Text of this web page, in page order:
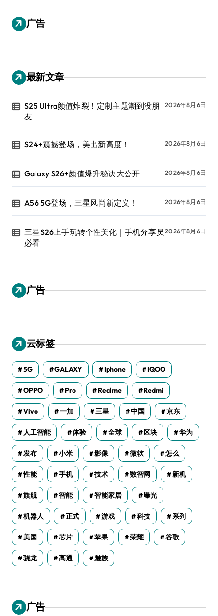
广告
最新文章
S25 Ultra颜值炸裂！定制主题潮到没朋
友
2026年8月6日
S24+震撼登场，美出新高度！ 2026年8月6日
Galaxy S26+颜值爆升秘诀大公开 2026年8月6日
A56 5G登场，三星风尚新定义！ 2026年8月6日
三星S26上手玩转个性美化｜手机分享员
必看
2026年8月6日
广告
云标签
5G GALAXY Iphone IQOO
OPPO Pro Realme Redmi
Vivo 一加 三星 中国 京东
人工智能 体验 全球 区块 华为
发布 小米 影像 微软 怎么
性能 手机 技术 数智网 新机
旗舰 智能 智能家居 曝光
机器人 正式 游戏 科技 系列
美国 芯片 苹果 荣耀 谷歌
骁龙 高通 魅族
广告